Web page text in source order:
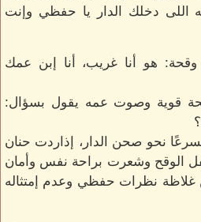
اللى دخلك الدار يا حفظي وإنت
هو أنا غريب، أنا إبن عمك
قوية وصوت عمه يقول بسؤال:
نحو صحن الدار، إذاردت حنان
الوقح وشعرت براحة نفس وأمان
غلاظة نظرات حفظي وعدم إمتثاله